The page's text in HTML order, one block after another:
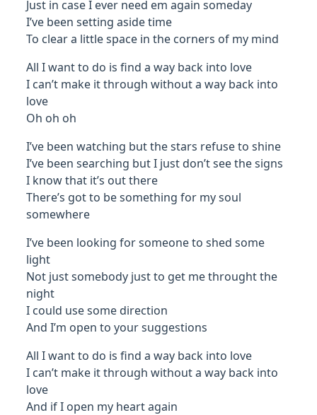
Just in case I ever need em again someday
I’ve been setting aside time
To clear a little space in the corners of my mind
All I want to do is find a way back into love
I can’t make it through without a way back into
love
Oh oh oh
I’ve been watching but the stars refuse to shine
I’ve been searching but I just don’t see the signs
I know that it’s out there
There’s got to be something for my soul
somewhere
I’ve been looking for someone to shed some
light
Not just somebody just to get me throught the
night
I could use some direction
And I’m open to your suggestions
All I want to do is find a way back into love
I can’t make it through without a way back into
love
And if I open my heart again